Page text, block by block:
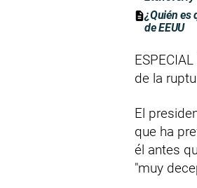
¿Quién es
de EEUU
de la
El
que ha
él antes
"muy